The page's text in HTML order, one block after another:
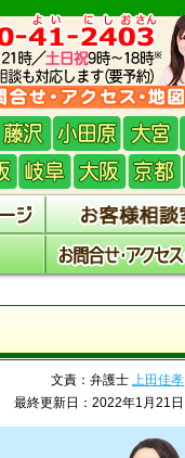
文責：弁護士上田佳孝
最終更新日：2022年1月21日